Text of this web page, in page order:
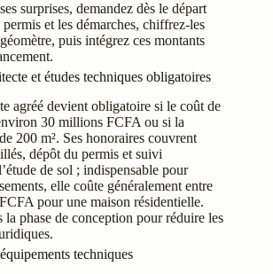
surprises, demandez dès le départ
et les démarches, chiffrez-les
puis intégrez ces montants
et études techniques obligatoires
agréé devient obligatoire si le coût de
30 millions FCFA ou si la
200 m². Ses honoraires couvrent
dépôt du permis et suivi
de sol ; indispensable pour
elle coûte généralement entre
pour une maison résidentielle.
la phase de conception pour réduire les
techniques